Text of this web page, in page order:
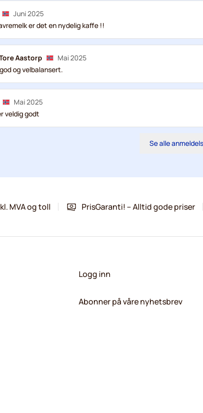
Juni 2025
er det en nydelig kaffe !!
Aastorp
Mai 2025
og velbalansert.
Mai 2025
veldig godt
Se alle
MVA og toll PrisGaranti! – Alltid gode priser
Logg inn
Abonner på våre nyhetsbrev